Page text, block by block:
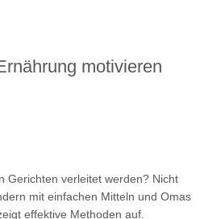
motivieren
Gerichten verleitet werden? Nicht
mit einfachen Mitteln und Omas
effektive Methoden auf.